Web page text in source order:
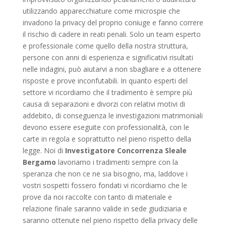
utilizzando apparecchiature come microspie che
invadono la privacy del proprio coniuge e fanno correre
il rischio di cadere in reati penali. Solo un team esperto
e professionale come quello della nostra struttura,
persone con anni di esperienza e significativi risultati
nelle indagini, può aiutarvi a non sbagliare e a ottenere
risposte e prove inconfutabili. In quanto esperti del
settore vi ricordiamo che il tradimento è sempre più
causa di separazioni e divorzi con relativi motivi di
addebito, di conseguenza le investigazioni matrimoniali
devono essere eseguite con professionalità, con le
carte in regola e soprattutto nel pieno rispetto della
legge. Noi di Investigatore Concorrenza Sleale
Bergamo lavoriamo i tradimenti sempre con la
speranza che non ce ne sia bisogno, ma, laddove i
vostri sospetti fossero fondati vi ricordiamo che le
prove da noi raccolte con tanto di materiale e
relazione finale saranno valide in sede giudiziaria e
saranno ottenute nel pieno rispetto della privacy delle